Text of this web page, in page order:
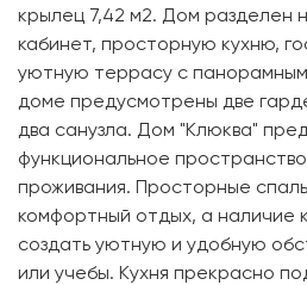
крылец 7,42 м2. Дом разделен
кабинет, просторную кухню,
уютную террасу с
доме предусмотрены две
два санузла. Дом "Клюква"
функциональное
проживания. Просторные
комфортный отдых, а наличие
создать уютную и удобную
или учебы. Кухня прекрасно